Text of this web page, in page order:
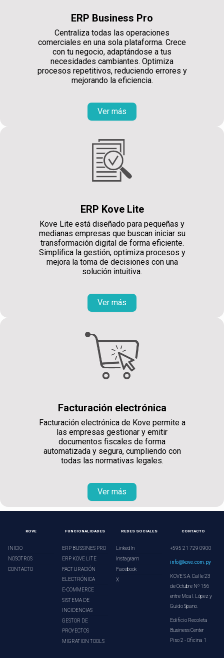
ERP Business Pro
Centraliza todas las operaciones
comerciales en una sola plataforma. Crece
con tu negocio, adaptándose a tus
necesidades cambiantes. Optimiza
procesos repetitivos, reduciendo errores y
mejorando la eficiencia.
Ver más
ERP Kove Lite
Kove Lite está diseñado para pequeñas y
medianas empresas que buscan iniciar su
transformación digital de forma eficiente.
Simplifica la gestión, optimiza procesos y
mejora la toma de decisiones con una
solución intuitiva.
Ver más
Facturación electrónica
Facturación electrónica de Kove permite a
las empresas gestionar y emitir
documentos fiscales de forma
automatizada y segura, cumpliendo con
todas las normativas legales.
Ver más
KOVE
INICIO
NOSOTROS
CONTACTO
FUNCIONALIDADES
ERP BUSSINES PRO
ERP KOVE LITE
FACTURACIÓN
ELECTRÓNICA
E-COMMERCE
SISTEMA DE
INCIDENCIAS
GESTOR DE
PROYECTOS
MIGRATION TOOLS
REDES SOCIALES
LinkedIn
Instagram
Facebook
X
CONTACTO
+595 21 729 0900
info@kove.com.py
KOVE S.A. Calle 23
de Octubre Nº 156
entre Mcal. López y
Guido Spano.
Edificio Recoleta
Business Center
Piso 2 - Oficina 1